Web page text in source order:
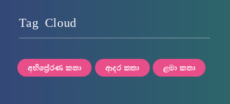
Tag Cloud
අභිප්‍රේරණ කතා ආදර කතා ළමා කතා